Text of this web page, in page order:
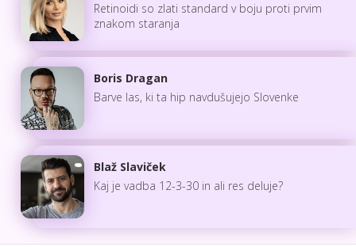
Retinoidi so zlati standard v boju proti prvim
znakom staranja
Boris Dragan
Barve las, ki ta hip navdušujejo Slovenke
Blaž Slaviček
Kaj je vadba 12-3-30 in ali res deluje?